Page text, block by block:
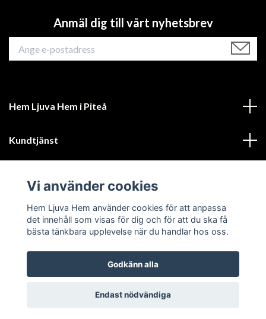
Anmäl dig till vårt nyhetsbrev
Hem Ljuva Hem i Piteå
Kundtjänst
Sociala medier
© 2026 Hem Ljuva Hem
Vi använder cookies
Hem Ljuva Hem använder cookies för att anpassa
det innehåll som visas för dig och för att du ska få
bästa tänkbara upplevelse när du handlar hos oss.
Godkänn alla
Endast nödvändiga